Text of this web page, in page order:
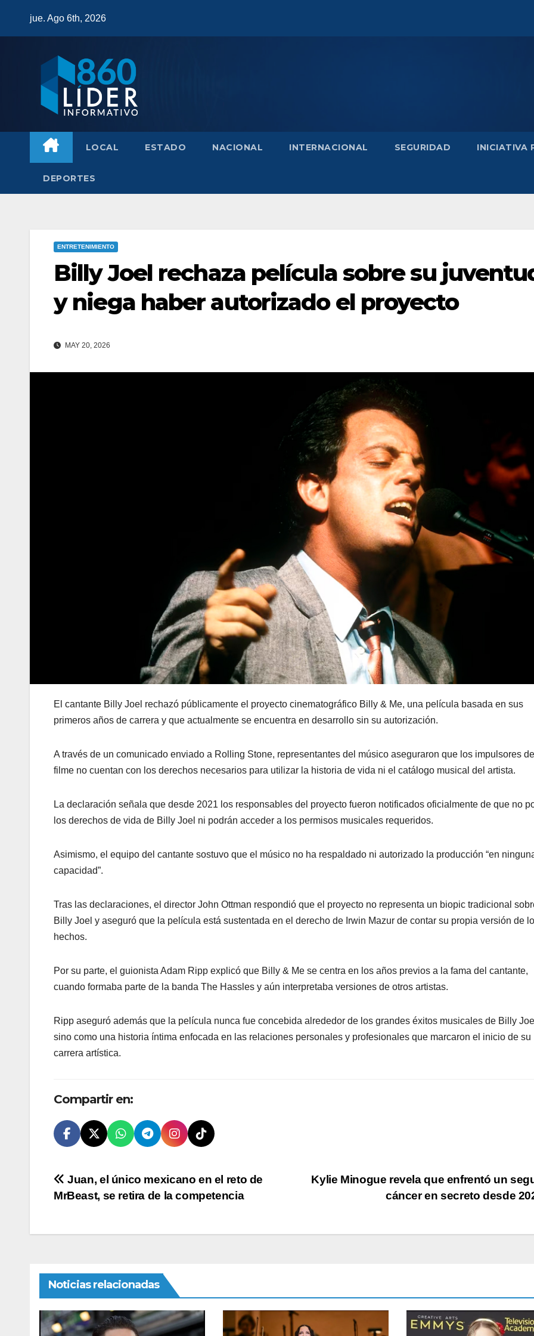
jue. Ago 6th, 2026
LOCAL ESTADO NACIONAL INTERNACIONAL SEGURIDAD INICIATIVA
DEPORTES
ENTRETENIMIENTO
Billy Joel rechaza película sobre su
y niega haber autorizado el proyecto
MAY 20, 2026
El cantante Billy Joel rechazó públicamente el proyecto cinematográfico Billy & Me, una película basada en sus
primeros años de carrera y que actualmente se encuentra en desarrollo sin su autorización.
A través de un comunicado enviado a Rolling Stone, representantes del músico aseguraron que los impulsores del
filme no cuentan con los derechos necesarios para utilizar la historia de vida ni el catálogo musical del artista.
La declaración señala que desde 2021 los responsables del proyecto fueron notificados oficialmente de que no
los derechos de vida de Billy Joel ni podrán acceder a los permisos musicales requeridos.
Asimismo, el equipo del cantante sostuvo que el músico no ha respaldado ni autorizado la producción “en
capacidad”.
Tras las declaraciones, el director John Ottman respondió que el proyecto no representa un biopic tradicional
Billy Joel y aseguró que la película está sustentada en el derecho de Irwin Mazur de contar su propia versión de
hechos.
Por su parte, el guionista Adam Ripp explicó que Billy & Me se centra en los años previos a la fama del cantante,
cuando formaba parte de la banda The Hassles y aún interpretaba versiones de otros artistas.
Ripp aseguró además que la película nunca fue concebida alrededor de los grandes éxitos musicales de Billy
sino como una historia íntima enfocada en las relaciones personales y profesionales que marcaron el inicio de su
carrera artística.
Compartir en:
Navegación
entradas
Kylie Minogue revela que enfrentó un
cáncer en secreto desde
Juan, el único mexicano en el reto de
MrBeast, se retira de la competencia
Noticias relacionadas